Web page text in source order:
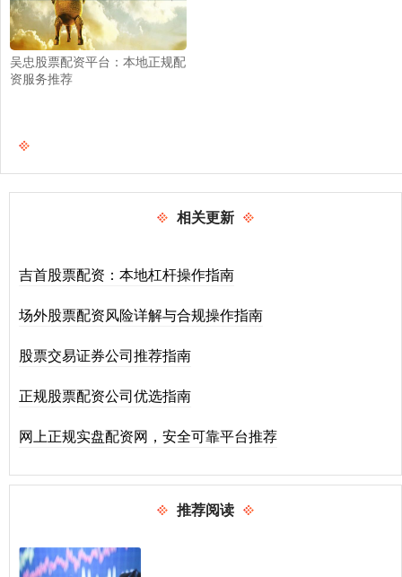
吴忠股票配资平台：本地正规配
资服务推荐
相关更新
吉首股票配资：本地杠杆操作指南
场外股票配资风险详解与合规操作指南
股票交易证券公司推荐指南
正规股票配资公司优选指南
网上正规实盘配资网，安全可靠平台推荐
推荐阅读